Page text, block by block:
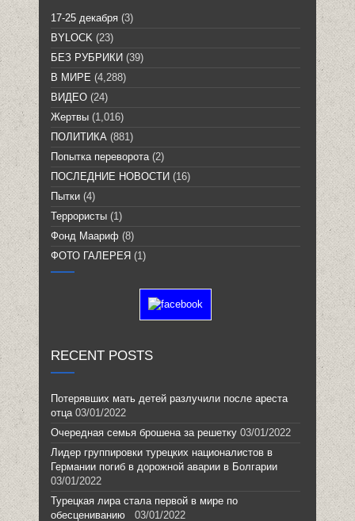
17-25 декабря (3)
BYLOCK (23)
БЕЗ РУБРИКИ (39)
В МИРЕ (4,288)
ВИДЕО (24)
Жертвы (1,016)
ПОЛИТИКА (881)
Попытка переворота (2)
ПОСЛЕДНИЕ НОВОСТИ (16)
Пытки (4)
Террористы (1)
Фонд Маариф (8)
ФОТО ГАЛЕРЕЯ (1)
RECENT POSTS
Потерявших мать детей разлучили после ареста
отца 03/01/2022
Очередная семья брошена за решетку 03/01/2022
Лидер группировки турецких националистов в
Германии погиб в дорожной аварии в Болгарии
03/01/2022
Турецкая лира стала первой в мире по
обесцениванию
03/01/2022